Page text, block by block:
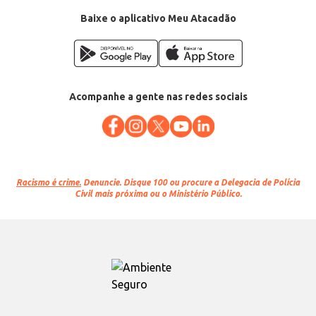
Baixe o aplicativo Meu Atacadão
Acompanhe a gente nas redes sociais
Racismo é crime. Denuncie. Disque 100 ou procure a Delegacia de Polícia
Civil mais próxima ou o Ministério Público.